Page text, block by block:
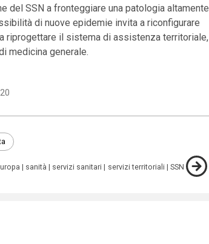
del SSN a fronteggiare una patologia altamente
di nuove epidemie invita a riconfigurare
riprogettare il sistema di assistenza territoriale,
medicina generale.
sanità servizi sanitari servizi territoriali SSN